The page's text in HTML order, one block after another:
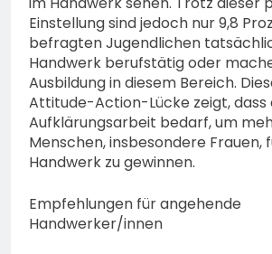
Einstellung sind jedoch nur 9,8
befragten Jugendlichen
Handwerk berufstätig oder
Ausbildung in diesem Bereich.
Attitude-Action-Lücke zeigt, dass
Aufklärungsarbeit bedarf, um
Menschen, insbesondere Frauen,
Handwerk zu gewinnen.
Empfehlungen für angehende
Handwerker/innen